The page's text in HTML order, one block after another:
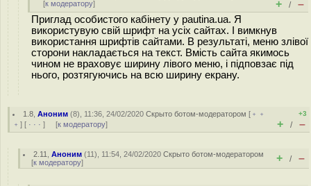
[к модератору] + / –
Приглад особистого кабінету у pautina.ua. Я
використувую свій шрифт на усіх сайтах. І вимкнув
використання шрифтів сайтами. В результаті, меню злівої
сторони накладається на текст. Вмість сайта якимось
чином не враховує ширину лівого меню, і підповзає під
нього, розтягуючись на всю ширину екрану.
1.8 ,Аноним (8), 11:36, 24/02/2020Скрыто ботом-модератором [ ﹢﹢
﹢ ] [ · · · ] [к модератору]
+3
+ / –
2.11 ,Аноним (11), 11:54, 24/02/2020Скрыто ботом-модератором
[к модератору] + / –